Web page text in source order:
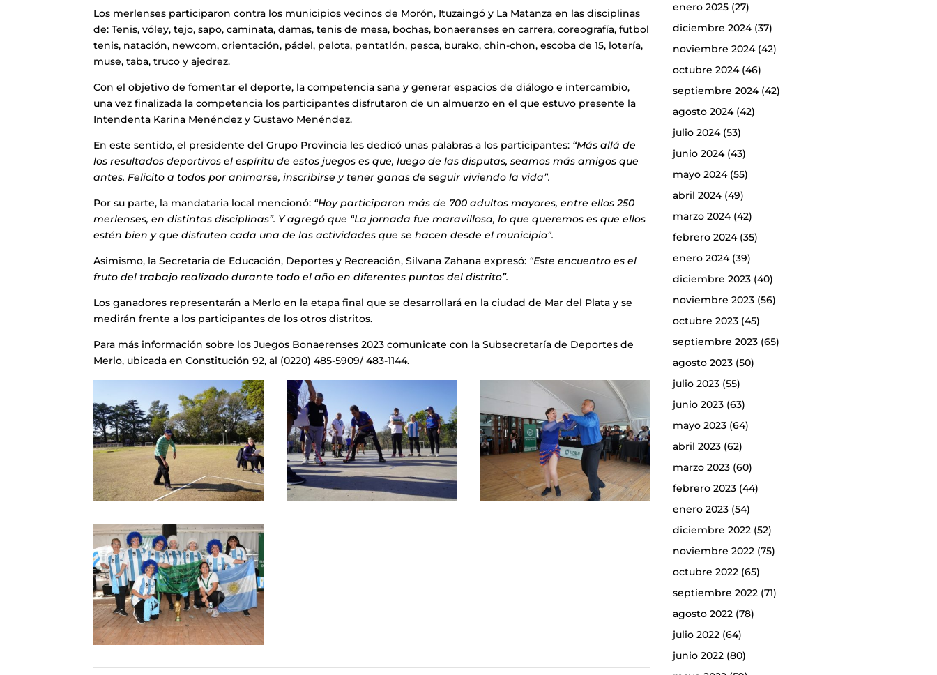
Los merlenses participaron contra los municipios vecinos de Morón, Ituzaingó y La Matanza en las disciplinas
de: Tenis, vóley, tejo, sapo, caminata, damas, tenis de mesa, bochas, bonaerenses en carrera, coreografía, futbol
tenis, natación, newcom, orientación, pádel, pelota, pentatlón, pesca, burako, chin-chon, escoba de 15, lotería,
muse, taba, truco y ajedrez.
Con el objetivo de fomentar el deporte, la competencia sana y generar espacios de diálogo e intercambio,
una vez finalizada la competencia los participantes disfrutaron de un almuerzo en el que estuvo presente la
Intendenta Karina Menéndez y Gustavo Menéndez.
En este sentido, el presidente del Grupo Provincia les dedicó unas palabras a los participantes: “Más allá de
los resultados deportivos el espíritu de estos juegos es que, luego de las disputas, seamos más amigos que
antes. Felicito a todos por animarse, inscribirse y tener ganas de seguir viviendo la vida”.
Por su parte, la mandataria local mencionó: “Hoy participaron más de 700 adultos mayores, entre ellos 250
merlenses, en distintas disciplinas”. Y agregó que “La jornada fue maravillosa, lo que queremos es que ellos
estén bien y que disfruten cada una de las actividades que se hacen desde el municipio”.
Asimismo, la Secretaria de Educación, Deportes y Recreación, Silvana Zahana expresó: “Este encuentro es el
fruto del trabajo realizado durante todo el año en diferentes puntos del distrito”.
Los ganadores representarán a Merlo en la etapa final que se desarrollará en la ciudad de Mar del Plata y se
medirán frente a los participantes de los otros distritos.
Para más información sobre los Juegos Bonaerenses 2023 comunicate con la Subsecretaría de Deportes de
Merlo, ubicada en Constitución 92, al (0220) 485-5909/ 483-1144.
enero 2025(27)
diciembre 2024(37)
noviembre 2024(42)
octubre 2024(46)
septiembre 2024(42)
agosto 2024(42)
julio 2024(53)
junio 2024(43)
mayo 2024(55)
abril 2024(49)
marzo 2024(42)
febrero 2024(35)
enero 2024(39)
diciembre 2023(40)
noviembre 2023(56)
octubre 2023(45)
septiembre 2023(65)
agosto 2023(50)
julio 2023(55)
junio 2023(63)
mayo 2023(64)
abril 2023(62)
marzo 2023(60)
febrero 2023(44)
enero 2023(54)
diciembre 2022(52)
noviembre 2022(75)
octubre 2022(65)
septiembre 2022(71)
agosto 2022(78)
julio 2022(64)
junio 2022(80)